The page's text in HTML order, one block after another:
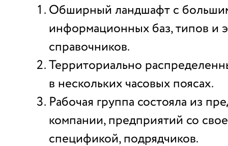
Обширный ландшафт с
информационных баз, типов и
справочников.
Территориально
в нескольких часовых поясах.
Рабочая группа состояла из
компании, предприятий со
спецификой, подрядчиков.